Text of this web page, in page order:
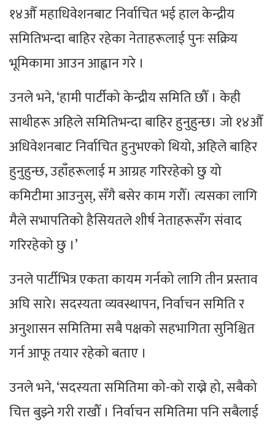
१४औँ महाधिवेशनबाट निर्वाचित भई हाल केन्द्रीय
समितिभन्दा बाहिर रहेका नेताहरूलाई पुनः सक्रिय
भूमिकामा आउन आह्वान गरे ।
उनले भने, ‘हामी पार्टीको केन्द्रीय समिति छौँ । केही
साथीहरू अहिले समितिभन्दा बाहिर हुनुहुन्छ। जो १४औँ
अधिवेशनबाट निर्वाचित हुनुभएको थियो, अहिले बाहिर
हुनुहुन्छ, उहाँहरूलाई म आग्रह गरिरहेको छु यो
कमिटीमा आउनुस्, सँगै बसेर काम गरौँ। त्यसका लागि
मैले सभापतिको हैसियतले शीर्ष नेताहरूसँग संवाद
गरिरहेको छु ।’
उनले पार्टीभित्र एकता कायम गर्नको लागि तीन प्रस्ताव
अघि सारे। सदस्यता व्यवस्थापन, निर्वाचन समिति र
अनुशासन समितिमा सबै पक्षको सहभागिता सुनिश्चित
गर्न आफू तयार रहेको बताए ।
उनले भने, ‘सदस्यता समितिमा को-को राख्ने हो, सबैको
चित्त बुझ्ने गरी राखौँ । निर्वाचन समितिमा पनि सबैलाई